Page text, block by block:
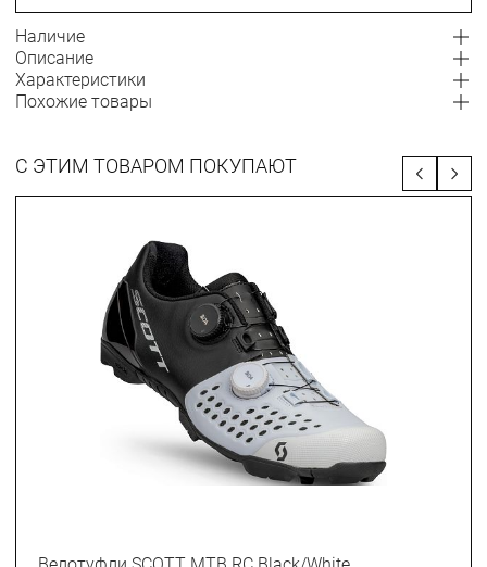
Наличие
Описание
Характеристики
Похожие товары
С ЭТИМ ТОВАРОМ ПОКУПАЮТ